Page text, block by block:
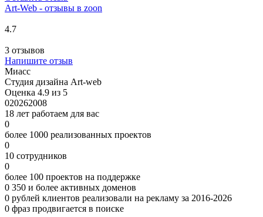
Art-Web - отзывы в zoon
4.7
3 отзывов
Напишите отзыв
Миасс
Студия дизайна Art-web
Оценка 4.9 из 5
020262008
18 лет работаем для вас
0
более 1000 реализованных проектов
0
10 сотрудников
0
более 100 проектов на поддержке
0 350 и более активных доменов
0 рублей клиентов реализовали на рекламу за 2016-2026
0 фраз продвигается в поиске